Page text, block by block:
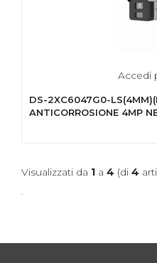
Accedi
DS-2XC6047G0-
ANTICORROSIONE 4MP
Visualizzati da 1 a 4 (di 4